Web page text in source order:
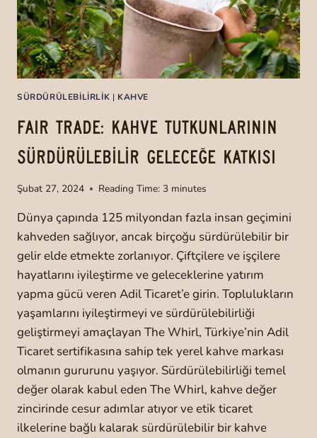
SÜRDÜRÜLEBILIRLIK | KAHVE
FAIR TRADE: KAHVE TUTKUNLARININ
SÜRDÜRÜLEBİLİR GELECEĞE KATKISI
Şubat 27, 2024 Reading Time: 3 minutes
Dünya çapında 125 milyondan fazla insan geçimini
kahveden sağlıyor, ancak birçoğu sürdürülebilir bir
gelir elde etmekte zorlanıyor. Çiftçilere ve işçilere
hayatlarını iyileştirme ve geleceklerine yatırım
yapma gücü veren Adil Ticaret’e girin. Toplulukların
yaşamlarını iyileştirmeyi ve sürdürülebilirliği
geliştirmeyi amaçlayan The Whirl, Türkiye’nin Adil
Ticaret sertifikasına sahip tek yerel kahve markası
olmanın gururunu yaşıyor. Sürdürülebilirliği temel
değer olarak kabul eden The Whirl, kahve değer
zincirinde cesur adımlar atıyor ve etik ticaret
ilkelerine bağlı kalarak sürdürülebilir bir kahve